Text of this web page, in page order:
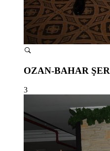
OZAN-BAHAR ŞER
3